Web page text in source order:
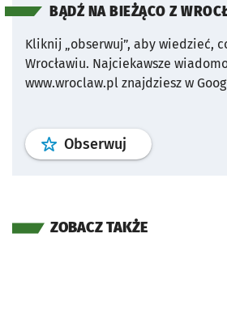
BĄDŹ NA BIEŻĄCO Z
Kliknij „obserwuj”, aby wiedzieć,
Wrocławiu. Najciekawsze
www.wroclaw.pl znajdziesz w
Obserwuj profil
ZOBACZ TAKŻE